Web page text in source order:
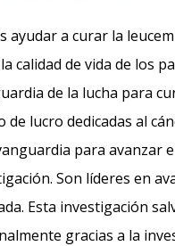
ayudar a curar la
calidad de vida de los
de la lucha para
lucro dedicadas al
para avanzar
Son líderes en
Esta investigación
gracias a la